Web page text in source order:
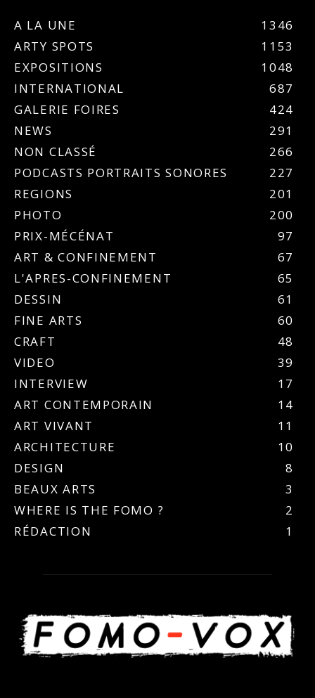
A LA UNE
1346
ARTY SPOTS
1153
EXPOSITIONS
1048
INTERNATIONAL
687
GALERIE FOIRES
424
NEWS
291
NON CLASSÉ
266
PODCASTS PORTRAITS SONORES
227
REGIONS
201
PHOTO
200
PRIX-MÉCÉNAT
97
ART & CONFINEMENT
67
L'APRES-CONFINEMENT
65
DESSIN
61
FINE ARTS
60
CRAFT
48
VIDEO
39
INTERVIEW
17
ART CONTEMPORAIN
14
ART VIVANT
11
ARCHITECTURE
10
DESIGN
8
BEAUX ARTS
3
WHERE IS THE FOMO ?
2
RÉDACTION
1